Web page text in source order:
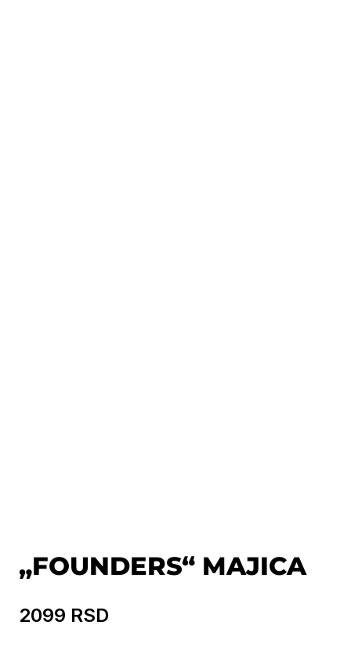
„FOUNDERS“ MAJICA
2099 RSD